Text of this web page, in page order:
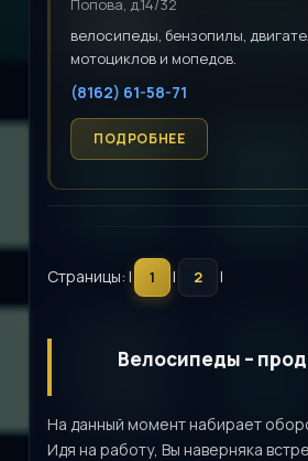
Попова, д.14/32
велосипеды, бензопилы,
мотоциклов и мопедов.
(8162) 61-58-71
Страницы: | 1 | 2 |
Велосипеды –
На данный момент набирает
Идя на работу, Вы наверняка